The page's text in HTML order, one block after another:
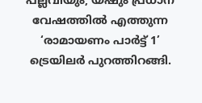
വേഷത്തിൽ എത്തുന്ന
‘രാമായണം പാർട്ട് 1’
ട്രെയിലർ പുറത്തിറങ്ങി.